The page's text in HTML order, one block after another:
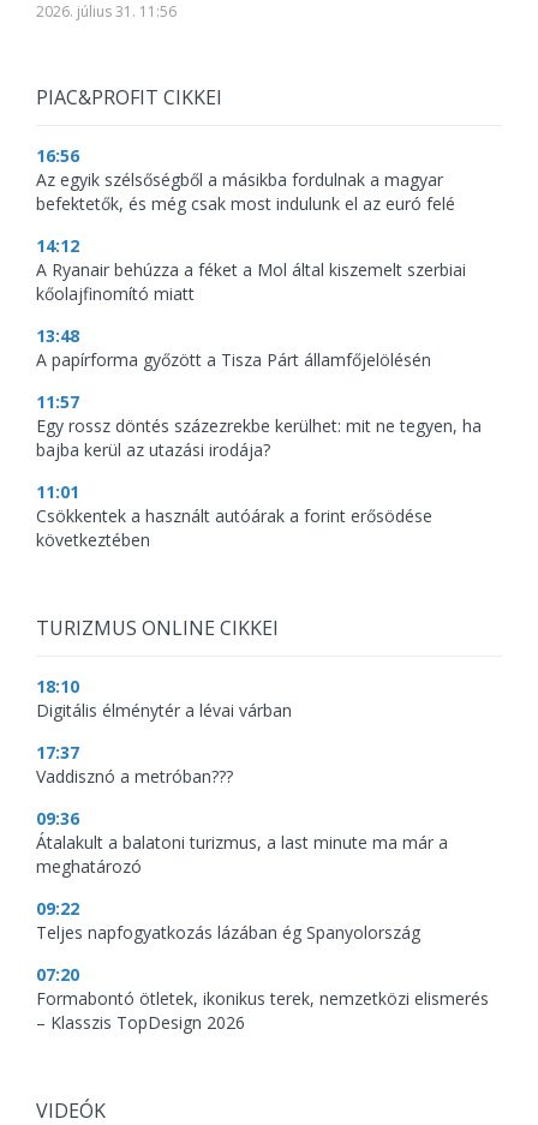
2026. július 31. 11:56
PIAC&PROFIT CIKKEI
16:56
Az egyik szélsőségből a másikba fordulnak a magyar
befektetők, és még csak most indulunk el az euró felé
14:12
A Ryanair behúzza a féket a Mol által kiszemelt szerbiai
kőolajfinomító miatt
13:48
A papírforma győzött a Tisza Párt államfőjelölésén
11:57
Egy rossz döntés százezrekbe kerülhet: mit ne tegyen, ha
bajba kerül az utazási irodája?
11:01
Csökkentek a használt autóárak a forint erősödése
következtében
TURIZMUS ONLINE CIKKEI
18:10
Digitális élménytér a lévai várban
17:37
Vaddisznó a metróban???
09:36
Átalakult a balatoni turizmus, a last minute ma már a
meghatározó
09:22
Teljes napfogyatkozás lázában ég Spanyolország
07:20
Formabontó ötletek, ikonikus terek, nemzetközi elismerés
– Klasszis TopDesign 2026
VIDEÓK